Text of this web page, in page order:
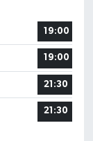
19:00
19:00
21:30
21:30